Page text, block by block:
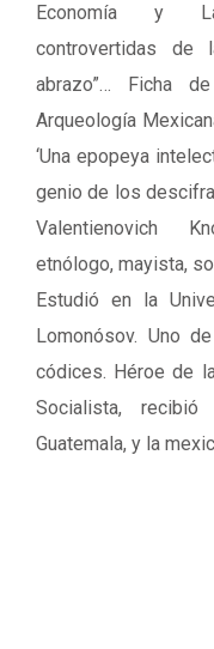
Economía y
controvertidas de
abrazo”… Ficha
Arqueología
‘Una epopeya
genio de los
Valentienovich
etnólogo, mayista,
Estudió en la
Lomonósov. Uno
códices. Héroe de
Socialista,
Guatemala, y la